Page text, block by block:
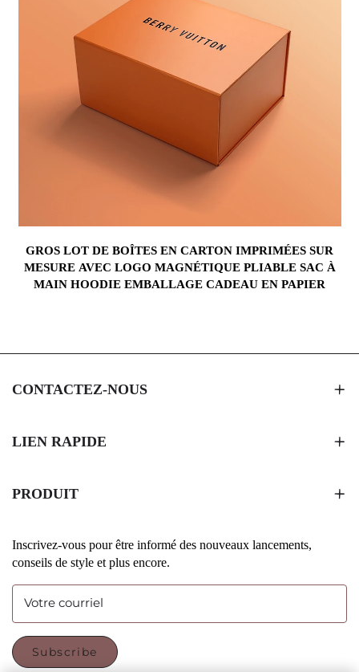
GROS LOT DE BOÎTES EN CARTON IMPRIMÉES SUR
MESURE AVEC LOGO MAGNÉTIQUE PLIABLE SAC À
MAIN HOODIE EMBALLAGE CADEAU EN PAPIER
CONTACTEZ-NOUS
LIEN RAPIDE
PRODUIT
Inscrivez-vous pour être informé des nouveaux lancements,
conseils de style et plus encore.
Votre courriel
Subscribe